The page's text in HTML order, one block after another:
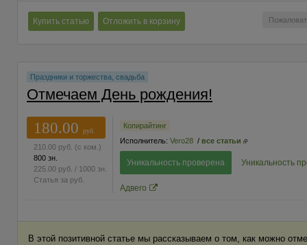
Купить статью Отложить в корзину
Праздники и торжества, свадьба
Отмечаем День рождения!
180.00
руб.
210.00 руб. (с ком.)
800 зн.
225.00 руб. / 1000 зн.
Статья за руб.
Копирайтинг
Исполнитель: Vero28 / все статьи
Уникальность проверена Уникальность
Адвего
В этой позитивной статье мы рассказываем о том, как можно